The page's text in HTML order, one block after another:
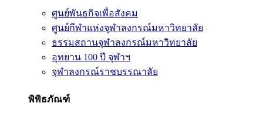
ศูนย์พันธกิจเพื่อสังคม
ศูนย์กีฬาแห่งจุฬาลงกรณ์มหาวิทยาลัย
ธรรมสถานจุฬาลงกรณ์มหาวิทยาลัย
อุทยาน 100 ปี จุฬาฯ
จุฬาลงกรณ์ราชบรรณาลัย
พิพิธภัณฑ์